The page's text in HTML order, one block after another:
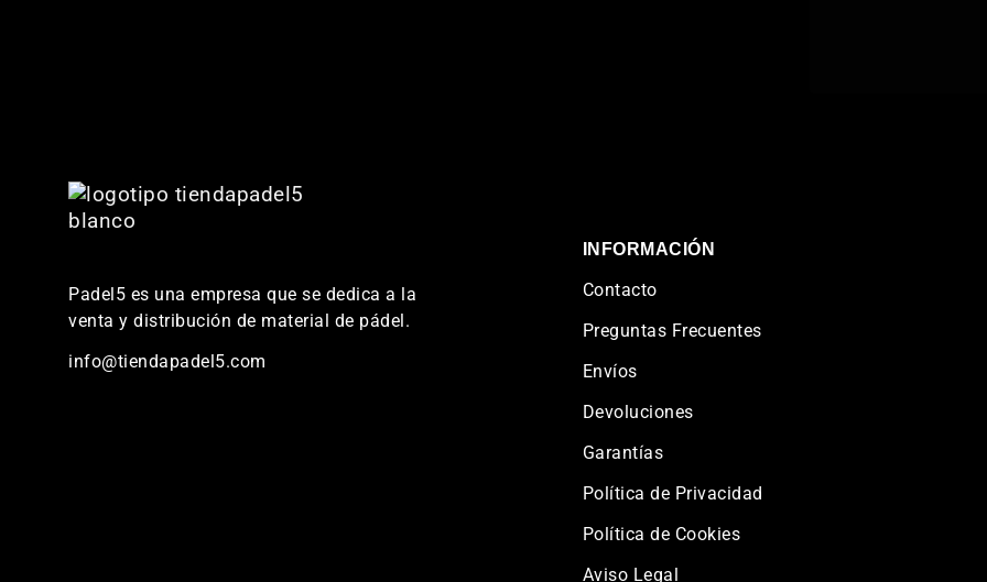
Padel5 es una empresa que se dedica a la
venta y distribución de material de pádel.
info@tiendapadel5.com
INFORMACIÓN
Contacto
Preguntas Frecuentes
Envíos
Devoluciones
Garantías
Política de Privacidad
Política de Cookies
Aviso Legal